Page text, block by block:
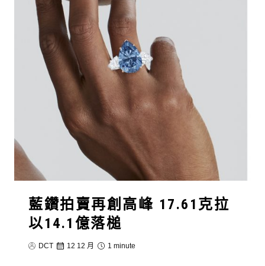
藍鑽拍賣再創高峰 17.61克拉
以14.1億落槌
DCT 12 12 月 1 minute